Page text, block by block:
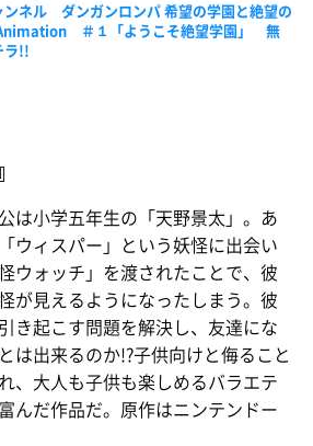
ンネル ダンガンロンパ 希望の学園と絶望の
＃１「ようこそ絶望学園」 無
ラ!!
は小学五年生の「天野景太」。あ
ウィスパー」という妖怪に出会い
怪ウォッチ」を渡されたことで、彼
が見えるようになったしまう。彼
き起こす問題を解決し、友達にな
は出来るのか!?子供向けと侮ること
、大人も子供も楽しめるバラエテ
んだ作品だ。原作はニンテンドー